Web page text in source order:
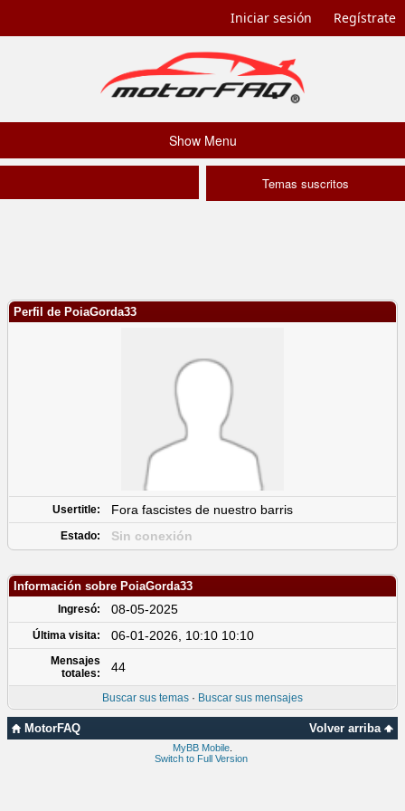
Iniciar sesión Regístrate
Show Menu
Temas suscritos
Perfil de PoiaGorda33
Usertitle: Fora fascistes de nuestro barris
Estado: Sin conexión
Información sobre PoiaGorda33
Ingresó: 08-05-2025
Última visita: 06-01-2026, 10:10 10:10
Mensajes
totales:
44
Buscar sus temas · Buscar sus mensajes
Volver arriba
MotorFAQ
MyBB Mobile
Switch to Full Version